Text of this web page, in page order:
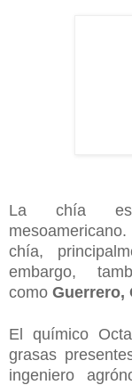
La chía
mesoamericano.
chía,
embargo,
como Guerrero,
El químico
grasas
ingeniero